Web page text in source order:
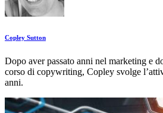
Copley Sutton
Dopo aver passato anni nel marketing e
corso di copywriting, Copley svolge
anni.